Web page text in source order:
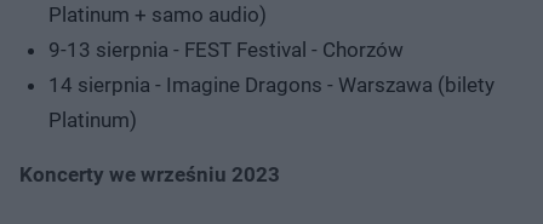
Platinum + samo audio)
9-13 sierpnia - FEST Festival - Chorzów
14 sierpnia - Imagine Dragons - Warszawa (bilety
Platinum)
Koncerty we wrześniu 2023